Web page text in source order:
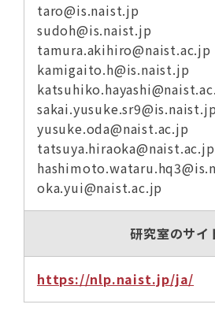
taro@is.naist.jp
sudoh@is.naist.jp
tamura.akihiro@naist.ac.jp
kamigaito.h@is.naist.jp
sakai.yusuke.sr9@is.naist.jp
yusuke.oda@naist.ac.jp
tatsuya.hiraoka@naist.ac.jp
oka.yui@naist.ac.jp
研究室のサイ
https://nlp.naist.jp/ja/